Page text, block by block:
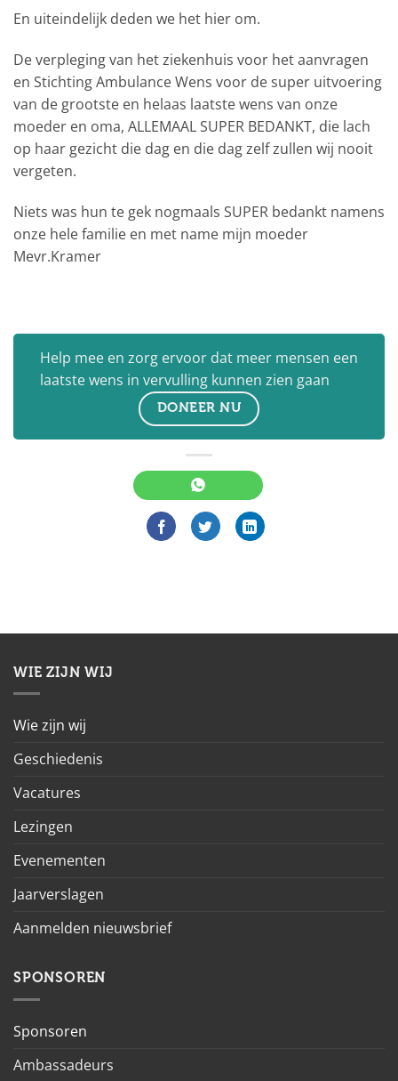
En uiteindelijk deden we het hier om.
De verpleging van het ziekenhuis voor het aanvragen
en Stichting Ambulance Wens voor de super uitvoering
van de grootste en helaas laatste wens van onze
moeder en oma, ALLEMAAL SUPER BEDANKT, die lach
op haar gezicht die dag en die dag zelf zullen wij nooit
vergeten.
Niets was hun te gek nogmaals SUPER bedankt namens
onze hele familie en met name mijn moeder
Mevr.Kramer
Help mee en zorg ervoor dat meer mensen een
laatste wens in vervulling kunnen zien gaan
DONEER NU
WIE ZIJN WIJ
Wie zijn wij
Geschiedenis
Vacatures
Lezingen
Evenementen
Jaarverslagen
Aanmelden nieuwsbrief
SPONSOREN
Sponsoren
Ambassadeurs